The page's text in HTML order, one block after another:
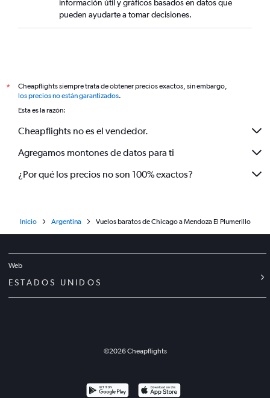
información útil y gráficos basados en datos que
pueden ayudarte a tomar decisiones.
*
Cheapflights siempre trata de obtener precios exactos, sin embargo,
los precios no están garantizados.
Esta es la razón:
Cheapflights no es el vendedor.
Agregamos montones de datos para ti
¿Por qué los precios no son 100% exactos?
Inicio Argentina Vuelos baratos de Chicago a Mendoza El Plumerillo
Web
ESTADOS UNIDOS
©2026Cheapflights